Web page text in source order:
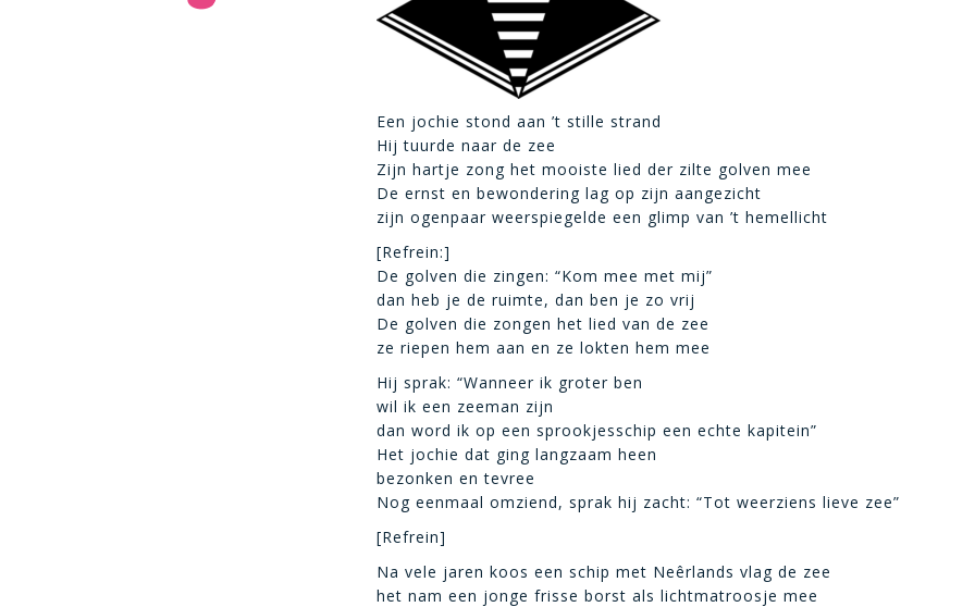
Een jochie stond aan ’t stille strand
Hij tuurde naar de zee
Zijn hartje zong het mooiste lied der zilte golven mee
De ernst en bewondering lag op zijn aangezicht
zijn ogenpaar weerspiegelde een glimp van ’t hemellicht
[Refrein:]
De golven die zingen: “Kom mee met mij”
dan heb je de ruimte, dan ben je zo vrij
De golven die zongen het lied van de zee
ze riepen hem aan en ze lokten hem mee
Hij sprak: “Wanneer ik groter ben
wil ik een zeeman zijn
dan word ik op een sprookjesschip een echte kapitein”
Het jochie dat ging langzaam heen
bezonken en tevree
Nog eenmaal omziend, sprak hij zacht: “Tot weerziens lieve zee”
[Refrein]
Na vele jaren koos een schip met Neêrlands vlag de zee
het nam een jonge frisse borst als lichtmatroosje mee